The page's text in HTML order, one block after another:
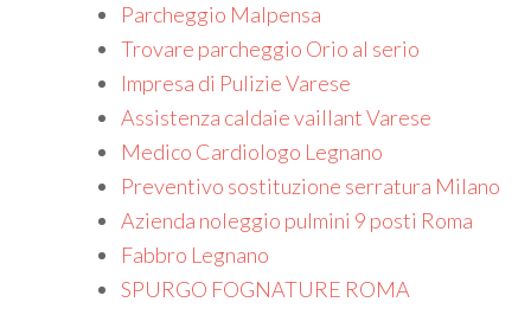
Parcheggio Malpensa
Trovare parcheggio Orio al serio
Impresa di Pulizie Varese
Assistenza caldaie vaillant Varese
Medico Cardiologo Legnano
Preventivo sostituzione serratura Milano
Azienda noleggio pulmini 9 posti Roma
Fabbro Legnano
SPURGO FOGNATURE ROMA